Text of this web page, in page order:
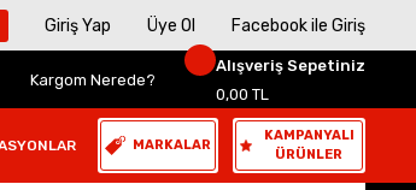
Giriş Yap Üye Ol Facebook ile Giriş
Kargom Nerede?
Alışveriş Sepetiniz
0,00 TL
MARKALAR
KAMPANYALI
ÜRÜNLER